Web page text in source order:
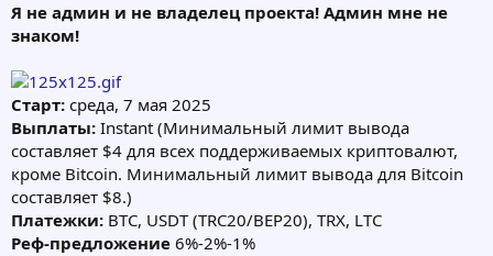
Я не админ и не владелец проекта! Админ мне не
знаком!
Старт: среда, 7 мая 2025
Выплаты: Instant (Минимальный лимит вывода
составляет $4 для всех поддерживаемых криптовалют,
кроме Bitcoin. Минимальный лимит вывода для Bitcoin
составляет $8.)
Платежки: BTC, USDT (TRC20/BEP20), TRX, LTC
Реф-предложение 6%-2%-1%